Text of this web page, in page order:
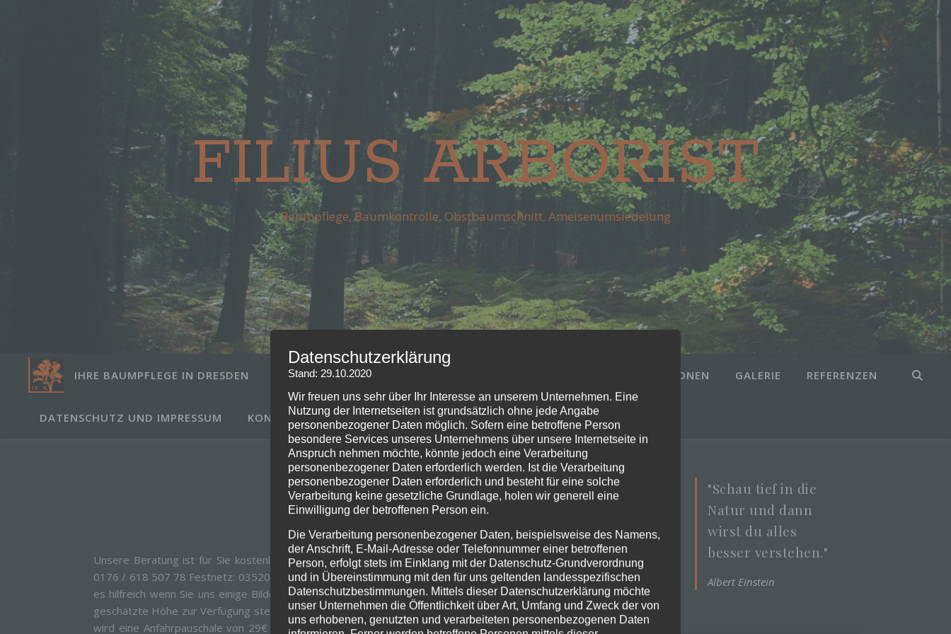
FILIUS ARBORIST
Baumpflege, Baumkontrolle, Obstbaumschnitt, Ameisenumsiedelung
IHRE BAUMPFLEGE IN DRESDEN LEISTUNGEN FILIUS & PARTNER AKTUELLE PROJEKTE/PUBLIKATIONEN GALERIE REFERENZEN
DATENSCHUTZ UND IMPRESSUM KONTAKTFORMULAR
Beratung
16. März 2016
Unsere Beratung ist für Sie kostenlos* ! Nutzen Sie einfach das Kontaktformular oder rufen Sie uns an: Mobil:
0176 / 618 507 78 Festnetz: 035203 / 490 151 Um die Beratung auf Ihre Bedürfnisse zurecht zu schneiden, ist
es hilfreich wenn Sie uns einige Bilder der betreffenden Bäume sowie deren Durchmesser (oder Umfang) und
geschätzte Höhe zur Verfügung stellen können. * Gern können wir Sie auch vor Ort beraten. In diesem Fall
wird eine Anfahrpauschale von 29€ fällig, welche Ihnen aber bei Beauftragung der besprochenen Maßnahmen
"Schau tief in die
Natur und dann
wirst du alles
besser verstehen."
Albert Einstein
Datenschutzerklärung
Stand: 29.10.2020
Wir freuen uns sehr über Ihr Interesse an unserem Unternehmen. Eine
Nutzung der Internetseiten ist grundsätzlich ohne jede Angabe
personenbezogener Daten möglich. Sofern eine betroffene Person
besondere Services unseres Unternehmens über unsere Internetseite in
Anspruch nehmen möchte, könnte jedoch eine Verarbeitung
personenbezogener Daten erforderlich werden. Ist die Verarbeitung
personenbezogener Daten erforderlich und besteht für eine solche
Verarbeitung keine gesetzliche Grundlage, holen wir generell eine
Einwilligung der betroffenen Person ein.
Die Verarbeitung personenbezogener Daten, beispielsweise des Namens,
der Anschrift, E-Mail-Adresse oder Telefonnummer einer betroffenen
Person, erfolgt stets im Einklang mit der Datenschutz-Grundverordnung
und in Übereinstimmung mit den für uns geltenden landesspezifischen
Datenschutzbestimmungen. Mittels dieser Datenschutzerklärung möchte
unser Unternehmen die Öffentlichkeit über Art, Umfang und Zweck der von
uns erhobenen, genutzten und verarbeiteten personenbezogenen Daten